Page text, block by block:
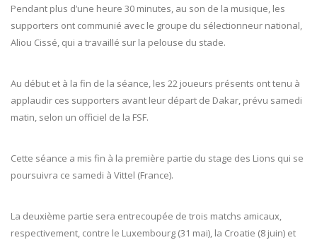
Pendant plus d’une heure 30 minutes, au son de la musique, les
supporters ont communié avec le groupe du sélectionneur national,
Aliou Cissé, qui a travaillé sur la pelouse du stade.
Au début et à la fin de la séance, les 22 joueurs présents ont tenu à
applaudir ces supporters avant leur départ de Dakar, prévu samedi
matin, selon un officiel de la FSF.
Cette séance a mis fin à la première partie du stage des Lions qui se
poursuivra ce samedi à Vittel (France).
La deuxième partie sera entrecoupée de trois matchs amicaux,
respectivement, contre le Luxembourg (31 mai), la Croatie (8 juin) et